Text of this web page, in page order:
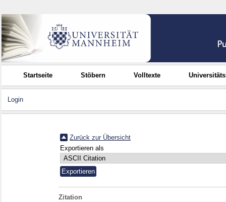
Startseite Stöbern Volltexte
Login
Zurück zur Übersicht
Exportieren als
Zitation